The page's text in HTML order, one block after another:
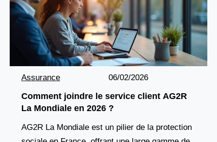
Assurance 06/02/2026
Comment joindre le service client AG2R
La Mondiale en 2026 ?
AG2R La Mondiale est un pilier de la protection